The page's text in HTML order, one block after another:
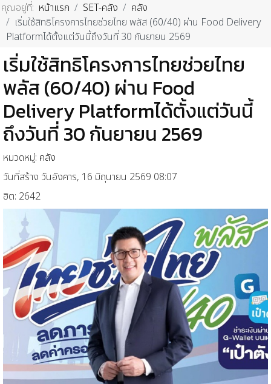
คุณอยู่ที่: หน้าแรก SET-คลัง
คลัง
เริ่มใช้สิทธิโครงการไทยช่วยไทย พลัส (60/40) ผ่าน Food Delivery
Platformได้ตั้งแต่วันนี้ถึงวันที่ 30 กันยายน 2569
เริ่มใช้สิทธิโครงการไทยช่วยไทย
พลัส (60/40) ผ่าน Food
Delivery Platformได้ตั้งแต่วันนี้
ถึงวันที่ 30 กันยายน 2569
หมวดหมู่: คลัง
วันที่สร้าง วันอังคาร, 16 มิถุนายน 2569 08:07
ฮิต: 2642